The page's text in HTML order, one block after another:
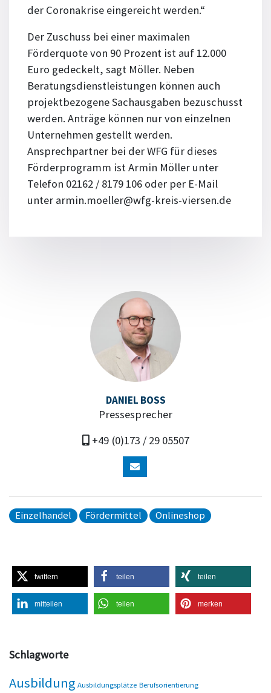
DANIEL BOSS
Pressesprecher
+49 (0)173 / 29 05507
Einzelhandel Fördermittel Onlineshop
der Coronakrise eingereicht werden.“
Der Zuschuss bei einer maximalen
Förderquote von 90 Prozent ist auf 12.000
Euro gedeckelt, sagt Möller. Neben
Beratungsdienstleistungen können auch
projektbezogene Sachausgaben bezuschusst
werden. Anträge können nur von einzelnen
Unternehmen gestellt werden.
Ansprechpartner bei der WFG für dieses
Förderprogramm ist Armin Möller unter
Telefon 02162 / 8179 106 oder per E-Mail
unter armin.moeller@wfg-kreis-viersen.de
twittern teilen teilen
mitteilen teilen merken
Schlagworte
Ausbildung Ausbildungsplätze Berufsorientierung